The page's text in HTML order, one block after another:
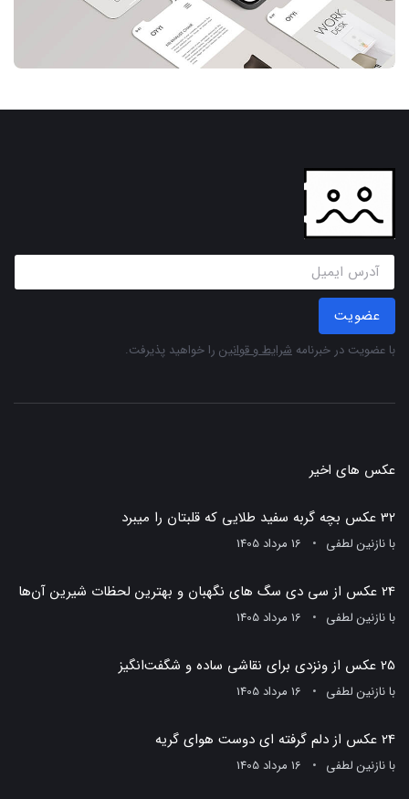
عضویت
با عضویت در خبرنامه شرایط و قوانین را خواهید پذیرفت.
عکس های اخیر
32 عکس بچه گربه سفید طلایی که قلبتان را میبرد
بانازنین لطفی 16 مرداد 1405
24 عکس از سی دی سگ های نگهبان و بهترین لحظات شیرین آن‌ها
بانازنین لطفی 16 مرداد 1405
25 عکس از ونزدی برای نقاشی ساده و شگفت‌انگیز
بانازنین لطفی 16 مرداد 1405
24 عکس از دلم گرفته ای دوست هوای گریه
بانازنین لطفی 16 مرداد 1405